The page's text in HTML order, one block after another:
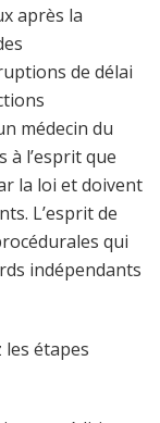
après la
de délai
médecin du
à l’esprit que
la loi et doivent
L’esprit de
qui
indépendants
étapes